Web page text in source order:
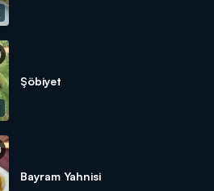
Şöbiyet
Bayram Yahnisi